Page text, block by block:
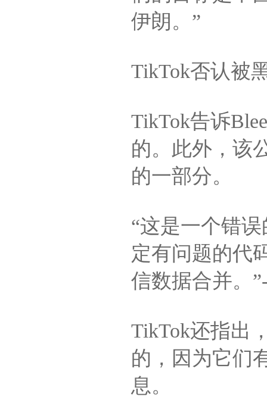
伊朗。”
TikTok否认被
TikTok告诉
的。此外，该
的一部分。
“这是一个错
定有问题的代
信数据合并。
TikTok还指出
的，因为它们
息。